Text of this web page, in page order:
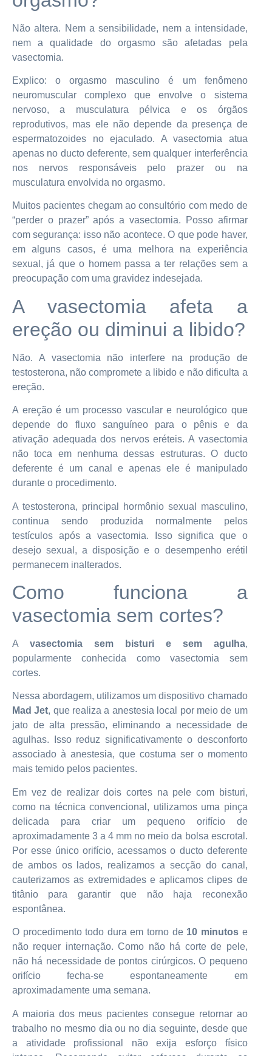
Não altera. Nem a sensibilidade, nem a intensidade,
nem a qualidade do orgasmo são afetadas pela
vasectomia.
Explico: o orgasmo masculino é um fenômeno
neuromuscular complexo que envolve o sistema
nervoso, a musculatura pélvica e os órgãos
reprodutivos, mas ele não depende da presença de
espermatozoides no ejaculado. A vasectomia atua
apenas no ducto deferente, sem qualquer interferência
nos nervos responsáveis pelo prazer ou na
musculatura envolvida no orgasmo.
Muitos pacientes chegam ao consultório com medo de
“perder o prazer” após a vasectomia. Posso afirmar
com segurança: isso não acontece. O que pode haver,
em alguns casos, é uma melhora na experiência
sexual, já que o homem passa a ter relações sem a
preocupação com uma gravidez indesejada.
A vasectomia afeta a
ereção ou diminui a libido?
Não. A vasectomia não interfere na produção de
testosterona, não compromete a libido e não dificulta a
ereção.
A ereção é um processo vascular e neurológico que
depende do fluxo sanguíneo para o pênis e da
ativação adequada dos nervos eréteis. A vasectomia
não toca em nenhuma dessas estruturas. O ducto
deferente é um canal e apenas ele é manipulado
durante o procedimento.
A testosterona, principal hormônio sexual masculino,
continua sendo produzida normalmente pelos
testículos após a vasectomia. Isso significa que o
desejo sexual, a disposição e o desempenho erétil
permanecem inalterados.
Como funciona a
vasectomia sem cortes?
A vasectomia sem bisturi e sem agulha,
popularmente conhecida como vasectomia sem
cortes.
Nessa abordagem, utilizamos um dispositivo chamado
Mad Jet, que realiza a anestesia local por meio de um
jato de alta pressão, eliminando a necessidade de
agulhas. Isso reduz significativamente o desconforto
associado à anestesia, que costuma ser o momento
mais temido pelos pacientes.
Em vez de realizar dois cortes na pele com bisturi,
como na técnica convencional, utilizamos uma pinça
delicada para criar um pequeno orifício de
aproximadamente 3 a 4 mm no meio da bolsa escrotal.
Por esse único orifício, acessamos o ducto deferente
de ambos os lados, realizamos a secção do canal,
cauterizamos as extremidades e aplicamos clipes de
titânio para garantir que não haja reconexão
espontânea.
O procedimento todo dura em torno de 10 minutos e
não requer internação. Como não há corte de pele,
não há necessidade de pontos cirúrgicos. O pequeno
orifício fecha-se espontaneamente em
aproximadamente uma semana.
A maioria dos meus pacientes consegue retornar ao
trabalho no mesmo dia ou no dia seguinte, desde que
a atividade profissional não exija esforço físico